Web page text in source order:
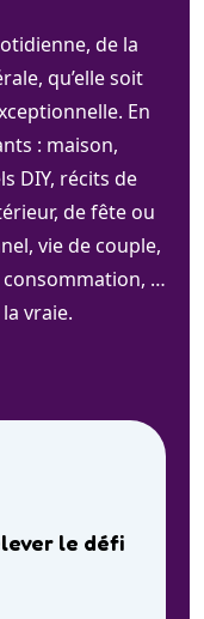
de la
qu’elle soit
En
: maison,
DIY, récits de
de fête ou
vie de couple,
consommation, …
vraie.
le défi